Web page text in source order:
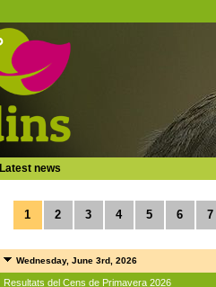
Latest news
1 2 3 4 5 6 7
Wednesday, June 3rd, 2026
Resultats del Cens de Primavera 2026